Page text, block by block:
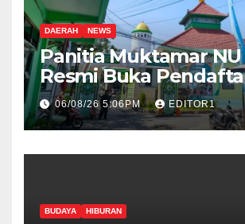
DAERAH NEWS
Panitia Muktamar NU
Resmi Buka
Peserta Bazar, Expo
UMKM
06/08/26 5:06PM EDITOR1
BUDAYA HIBURAN